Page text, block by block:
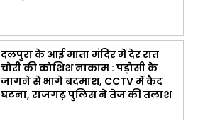
दलपुरा के आई माता मंदिर में देर रात
चोरी की कोशिश नाकाम : पड़ोसी के
जागने से भागे बदमाश, CCTV में कैद
घटना, राजगढ़ पुलिस ने तेज की तलाश